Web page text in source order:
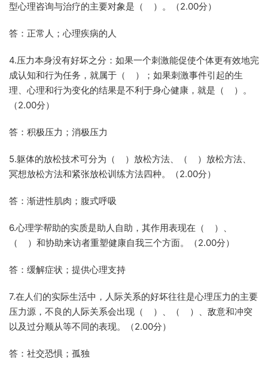
型心理咨询与治疗的主要对象是（ ）。（2.00分）
答：正常人；心理疾病的人
4.压力本身没有好坏之分：如果一个刺激能促使个体更有效地完
成认知和行为任务，就属于（ ）；如果刺激事件引起的生
理、心理和行为变化的结果是不利于身心健康，就是（ ）。
（2.00分）
答：积极压力；消极压力
5.躯体的放松技术可分为（ ）放松方法、（ ）放松方法、
冥想放松方法和紧张放松训练方法四种。（2.00分）
答：渐进性肌肉；腹式呼吸
6.心理学帮助的实质是助人自助，其作用表现在（ ）、
（ ）和协助来访者重塑健康自我三个方面。（2.00分）
答：缓解症状；提供心理支持
7.在人们的实际生活中，人际关系的好坏往往是心理压力的主要
压力源，不良的人际关系会出现（ ）、（ ）、敌意和冲突
以及过分顺从等不同的表现。（2.00分）
答：社交恐惧；孤独